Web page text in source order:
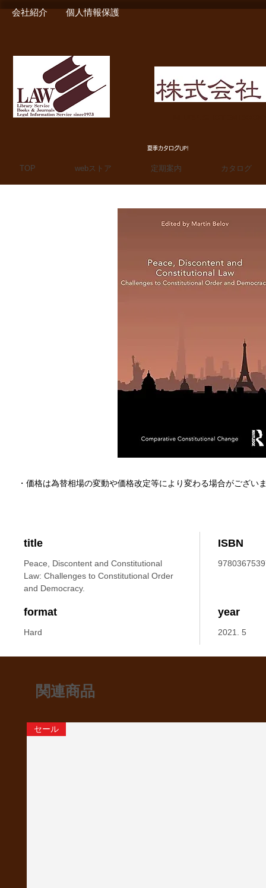
会社紹介 個人情報保護
夏季カタログUP!
TOP webストア 定期案内 カタログ
title
Peace, Discontent and Constitutional
Law: Challenges to Constitutional Order
and Democracy.
ISBN
format
Hard
year
2021. 5
・価格は為替相場の変動や価格改定等により変わる場合がござい
関連商品
セール